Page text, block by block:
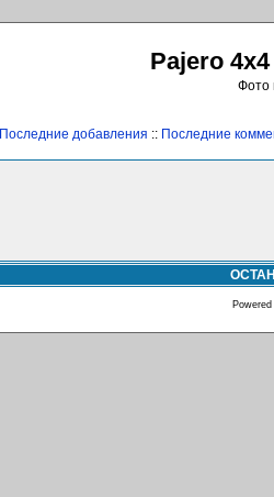
Pajero
Фото
Последние добавления :: Последние